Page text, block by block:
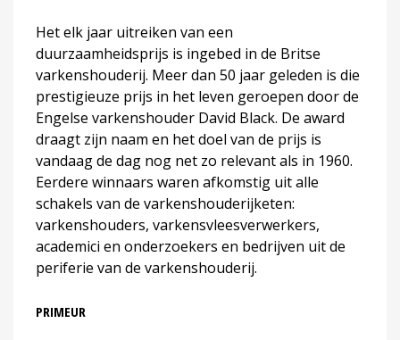
Het elk jaar uitreiken van een
duurzaamheidsprijs is ingebed in de Britse
varkenshouderij. Meer dan 50 jaar geleden is die
prestigieuze prijs in het leven geroepen door de
Engelse varkenshouder David Black. De award
draagt zijn naam en het doel van de prijs is
vandaag de dag nog net zo relevant als in 1960.
Eerdere winnaars waren afkomstig uit alle
schakels van de varkenshouderijketen:
varkenshouders, varkensvleesverwerkers,
academici en onderzoekers en bedrijven uit de
periferie van de varkenshouderij.
PRIMEUR